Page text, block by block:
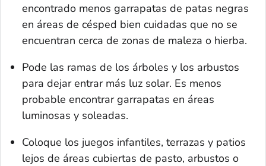
encontrado menos garrapatas de patas negras
en áreas de césped bien cuidadas que no se
encuentran cerca de zonas de maleza o hierba.
Pode las ramas de los árboles y los arbustos
para dejar entrar más luz solar. Es menos
probable encontrar garrapatas en áreas
luminosas y soleadas.
Coloque los juegos infantiles, terrazas y patios
lejos de áreas cubiertas de pasto, arbustos o